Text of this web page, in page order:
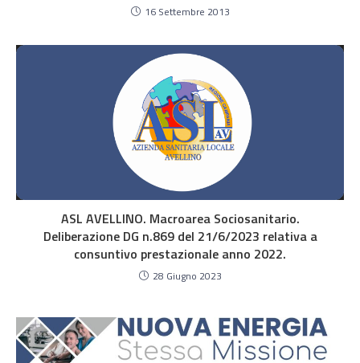
16 Settembre 2013
ASL AVELLINO. Macroarea Sociosanitario.
Deliberazione DG n.869 del 21/6/2023 relativa a
consuntivo prestazionale anno 2022.
28 Giugno 2023